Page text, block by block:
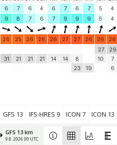
Add your station...
6
7 6 4 6 7 6 7 5 4
9
8 7 6 7 9 9 9 5 4
26 25 26 26 26 27 27 26 26 26
31 21 21 21 14 14
8
23
19
27
10
29
7
6
GFS 13 IFS-HRES 9 ICON 7 ICON 13
GFS 13 km
9.8. 2026 00 UTC